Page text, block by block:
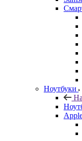
Ноутбуки